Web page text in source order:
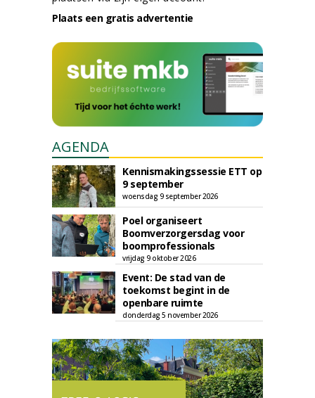
Plaats een gratis advertentie
AGENDA
Kennismakingssessie ETT op
9 september
woensdag 9 september 2026
Poel organiseert
Boomverzorgersdag voor
boomprofessionals
vrijdag 9 oktober 2026
Event: De stad van de
toekomst begint in de
openbare ruimte
donderdag 5 november 2026